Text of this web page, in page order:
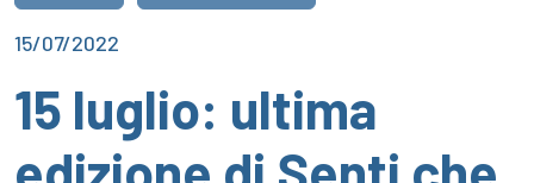
15/07/2022
15 luglio: ultima